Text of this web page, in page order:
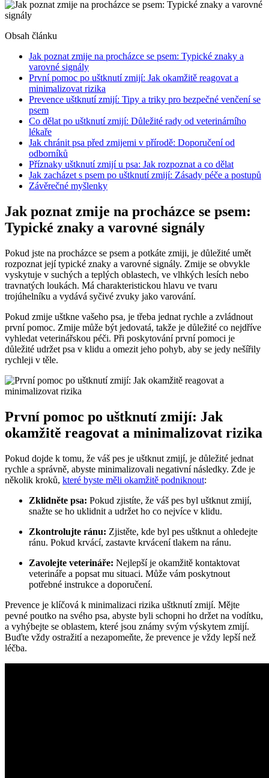
Obsah článku
Jak poznat zmije na procházce se psem: Typické znaky a
varovné signály
První pomoc po uštknutí zmijí: Jak okamžitě reagovat a
minimalizovat rizika
Prevence uštknutí zmijí: Tipy a triky pro bezpečné venčení se
psem
Co dělat po uštknutí zmijí: Důležité rady od veterinárního
lékaře
Jak chránit psa před zmijemi v přírodě: Doporučení od
odborníků
Příznaky uštknutí zmijí u psa: Jak rozpoznat a co dělat
Jak zacházet s psem po uštknutí zmijí: Zásady péče a postupů
Závěrečné myšlenky
Jak poznat zmije na procházce se psem:
Typické znaky a varovné signály
Pokud jste na procházce se psem a potkáte zmiji, je důležité umět
rozpoznat její typické znaky a varovné signály. Zmije se obvykle
vyskytuje v suchých a teplých oblastech, ve vlhkých lesích nebo
travnatých loukách. Má charakteristickou hlavu ve tvaru
trojúhelníku a vydává syčivé zvuky jako varování.
Pokud zmije uštkne vašeho psa, je třeba jednat rychle a zvládnout
první pomoc. Zmije může být jedovatá, takže je důležité co nejdříve
vyhledat veterinářskou péči. Při poskytování první pomoci je
důležité udržet psa v klidu a omezit jeho pohyb, aby se jedy nešířily
rychleji v těle.
První pomoc po uštknutí zmijí: Jak
okamžitě reagovat a minimalizovat rizika
Pokud dojde k tomu, že váš pes je uštknut zmijí, je důležité jednat
rychle a správně, abyste minimalizovali negativní následky. Zde je
několik kroků, které byste měli okamžitě podniknout:
Zklidněte psa: Pokud zjistíte, že váš pes byl uštknut zmijí,
snažte se ho uklidnit a udržet ho co nejvíce v klidu.
Zkontrolujte ránu: Zjistěte, kde byl pes uštknut a ohledejte
ránu. Pokud krvácí, zastavte krvácení tlakem na ránu.
Zavolejte veterináře: Nejlepší je okamžitě kontaktovat
veterináře a popsat mu situaci. Může vám poskytnout
potřebné instrukce a doporučení.
Prevence je klíčová k minimalizaci rizika uštknutí zmijí. Mějte
pevné poutko na svého psa, abyste byli schopni ho držet na vodítku,
a vyhýbejte se oblastem, které jsou známy svým výskytem zmijí.
Buďte vždy ostražití a nezapomeňte, že prevence je vždy lepší než
léčba.